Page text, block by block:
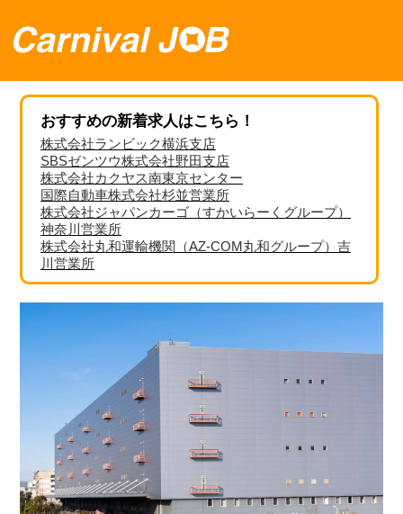
おすすめの新着求人はこちら！
株式会社ランビック横浜支店
SBSゼンツウ株式会社野田支店
株式会社カクヤス南東京センター
国際自動車株式会社杉並営業所
株式会社ジャパンカーゴ（すかいらーくグループ）
神奈川営業所
株式会社丸和運輸機関（AZ-COM丸和グループ）吉
川営業所